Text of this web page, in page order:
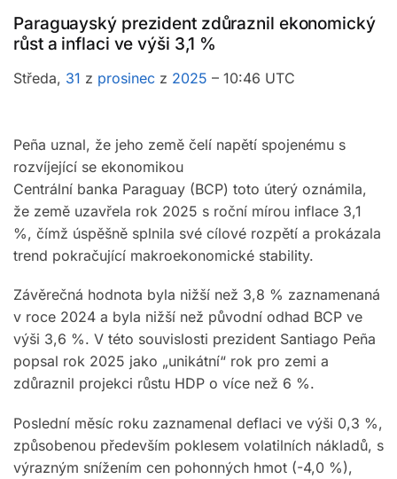
Paraguayský prezident zdůraznil ekonomický
růst a inflaci ve výši 3,1 %
Středa, 31 z prosinec z 2025 – 10:46 UTC
Peña uznal, že jeho země čelí napětí spojenému s
rozvíjející se ekonomikou
Centrální banka Paraguay (BCP) toto úterý oznámila,
že země uzavřela rok 2025 s roční mírou inflace 3,1
%, čímž úspěšně splnila své cílové rozpětí a prokázala
trend pokračující makroekonomické stability.
Závěrečná hodnota byla nižší než 3,8 % zaznamenaná
v roce 2024 a byla nižší než původní odhad BCP ve
výši 3,6 %. V této souvislosti prezident Santiago Peña
popsal rok 2025 jako „unikátní“ rok pro zemi a
zdůraznil projekci růstu HDP o více než 6 %.
Poslední měsíc roku zaznamenal deflaci ve výši 0,3 %,
způsobenou především poklesem volatilních nákladů, s
výrazným snížením cen pohonných hmot (-4,0 %),